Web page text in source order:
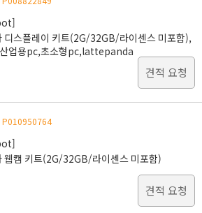
디스플레이 키트(2G/32GB/라이센스 미포함),
업용pc,초소형pc,lattepanda
견적 요청
P010950764
웹캠 키트(2G/32GB/라이센스 미포함)
견적 요청